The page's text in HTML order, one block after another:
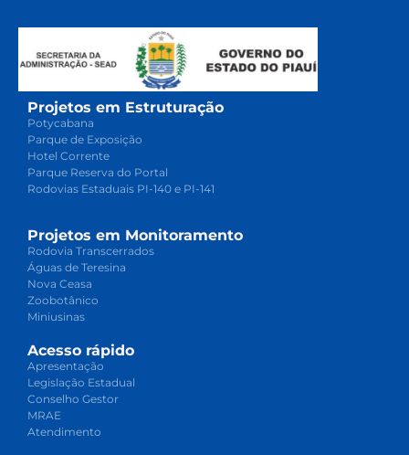
Projetos em Estruturação
Potycabana
Parque de Exposição
Hotel Corrente
Parque Reserva do Portal
Rodovias Estaduais PI-140 e PI-141
Projetos em Monitoramento
Rodovia Transcerrados
Águas de Teresina
Nova Ceasa
Zoobotânico
Miniusinas
Acesso rápido
Apresentação
Legislação Estadual
Conselho Gestor
MRAE
Atendimento